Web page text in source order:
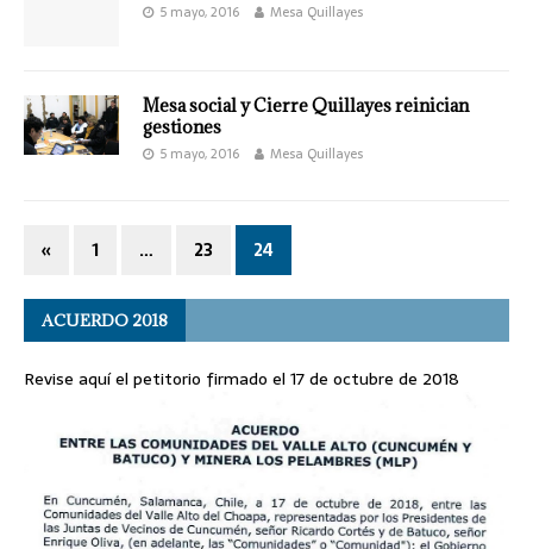
5 mayo, 2016 Mesa Quillayes
Mesa social y Cierre Quillayes reinician
gestiones
5 mayo, 2016 Mesa Quillayes
« 1 … 23 24
ACUERDO 2018
Revise aquí el petitorio firmado el 17 de octubre de 2018